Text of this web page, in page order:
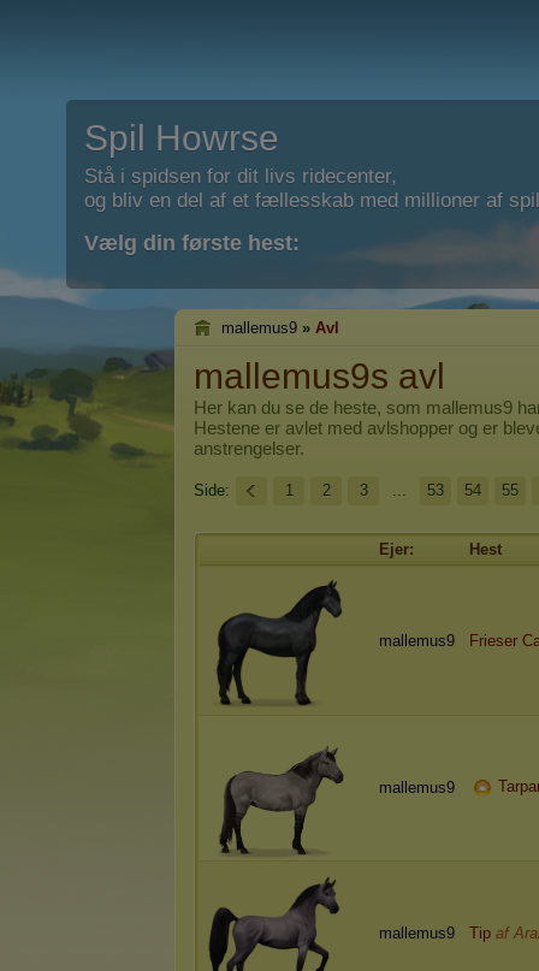
Spil Howrse
Stå i spidsen for dit livs ridecenter,
og bliv en del af et fællesskab med millioner af
Vælg din første hest:
mallemus9 » Avl
mallemus9s avl
Her kan du se de heste, som mallemus9
Hestene er avlet med avlshopper og er
anstrengelser.
Side: 1 2 3 ... 53 54 55
Ejer: Hest
mallemus9 Frieser
mallemus9
mallemus9 Tip af